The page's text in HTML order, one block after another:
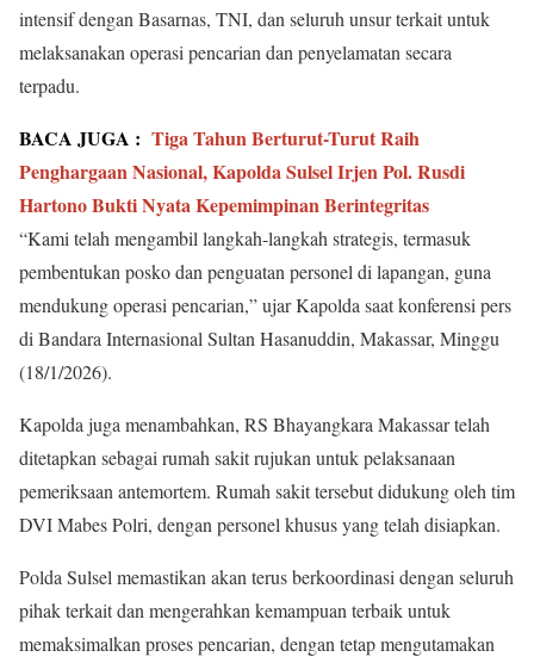
intensif dengan Basarnas, TNI, dan seluruh unsur terkait untuk
melaksanakan operasi pencarian dan penyelamatan secara
terpadu.
BACA JUGA : Tiga Tahun Berturut-Turut Raih
Penghargaan Nasional, Kapolda Sulsel Irjen Pol. Rusdi
Hartono Bukti Nyata Kepemimpinan Berintegritas
“Kami telah mengambil langkah-langkah strategis, termasuk
pembentukan posko dan penguatan personel di lapangan, guna
mendukung operasi pencarian,” ujar Kapolda saat konferensi pers
di Bandara Internasional Sultan Hasanuddin, Makassar, Minggu
(18/1/2026).
Kapolda juga menambahkan, RS Bhayangkara Makassar telah
ditetapkan sebagai rumah sakit rujukan untuk pelaksanaan
pemeriksaan antemortem. Rumah sakit tersebut didukung oleh tim
DVI Mabes Polri, dengan personel khusus yang telah disiapkan.
Polda Sulsel memastikan akan terus berkoordinasi dengan seluruh
pihak terkait dan mengerahkan kemampuan terbaik untuk
memaksimalkan proses pencarian, dengan tetap mengutamakan